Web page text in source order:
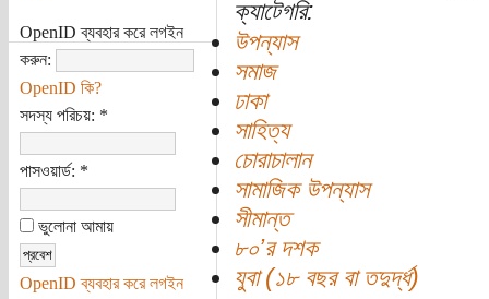
OpenID ব্যবহার করে লগইন
করুন:
OpenID কি?
সদস্য পরিচয়: *
পাসওয়ার্ড: *
ভুলোনা আমায়
OpenID ব্যবহার করে লগইন
ক্যাটেগরি:
উপন্যাস
সমাজ
ঢাকা
সাহিত্য
চোরাচালান
সামাজিক উপন্যাস
সীমান্ত
৮০’র দশক
যুবা (১৮ বছর বা তদুর্দ্ধ)